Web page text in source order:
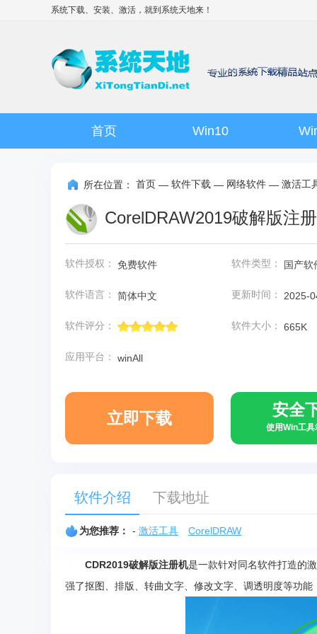
系统下载、安装、激活，就到 系统天地来！
首页 Win10
所在位置： 首页 — 软件下载 — 网络软件 — 激活工
CorelDRAW2019破解版注
软件授权： 免费软件 软件类型： 国产软
软件语言： 简体中文 更新时间： 2025-
软件评分： 软件大小： 665K
应用平台： winAll
立即下载 安全
使用Win工具
软件介绍 下载地址
为您推荐： - 激活工具 CorelDRAW
CDR2019破解版注册机是一款针对同名软件打造的
强了抠图、排版、转曲文字、修改文字、调透明度等功